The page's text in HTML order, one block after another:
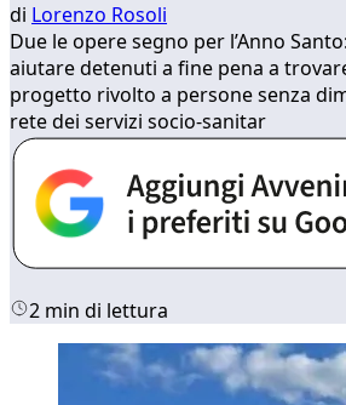
di Lorenzo Rosoli
Due le opere segno per l’Anno
aiutare detenuti a fine pena a
progetto rivolto a persone senza
rete dei servizi socio-sanitar
2 min di lettura